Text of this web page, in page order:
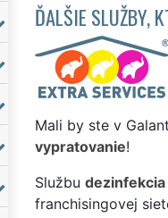
ĎALŠIE SLUŽBY,
Mali by ste v
vypratovanie!
Službu dezinfekcia
franchisingovej